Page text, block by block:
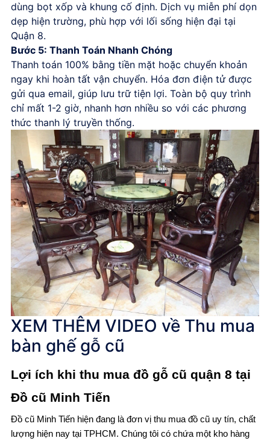
dùng bọt xốp và khung cố định. Dịch vụ miễn phí dọn
dẹp hiện trường, phù hợp với lối sống hiện đại tại
Quận 8.
Bước 5: Thanh Toán Nhanh Chóng
Thanh toán 100% bằng tiền mặt hoặc chuyển khoản
ngay khi hoàn tất vận chuyển. Hóa đơn điện tử được
gửi qua email, giúp lưu trữ tiện lợi. Toàn bộ quy trình
chỉ mất 1-2 giờ, nhanh hơn nhiều so với các phương
thức thanh lý truyền thống.
XEM THÊM VIDEO về Thu mua
bàn ghế gỗ cũ
Lợi ích khi thu mua đồ gỗ cũ quận 8 tại
Đồ cũ Minh Tiến
Đồ cũ Minh Tiến hiện đang là đơn vị thu mua đồ cũ uy tín, chất
lượng hiện nay tại TPHCM. Chúng tôi có chứa một kho hàng